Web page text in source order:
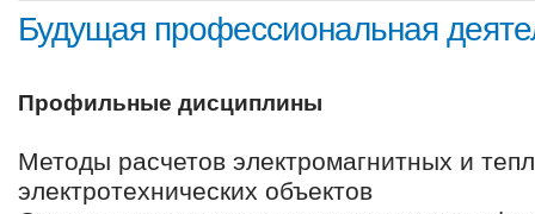
Будущая профессиональная
Профильные дисциплины
Методы расчетов электромагнитных и
электротехнических объектов